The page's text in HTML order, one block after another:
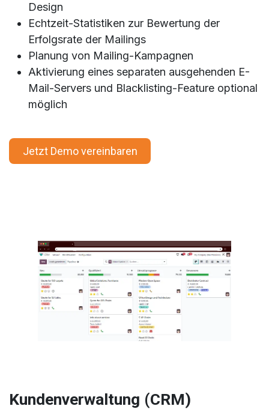
Design
Echtzeit-Statistiken zur Bewertung der
Erfolgsrate der Mailings
Planung von Mailing-Kampagnen
Aktivierung eines separaten ausgehenden E-
Mail-Servers und Blacklisting-Feature optional
möglich
Jetzt Demo vereinbaren
Kundenverwaltung (CRM)